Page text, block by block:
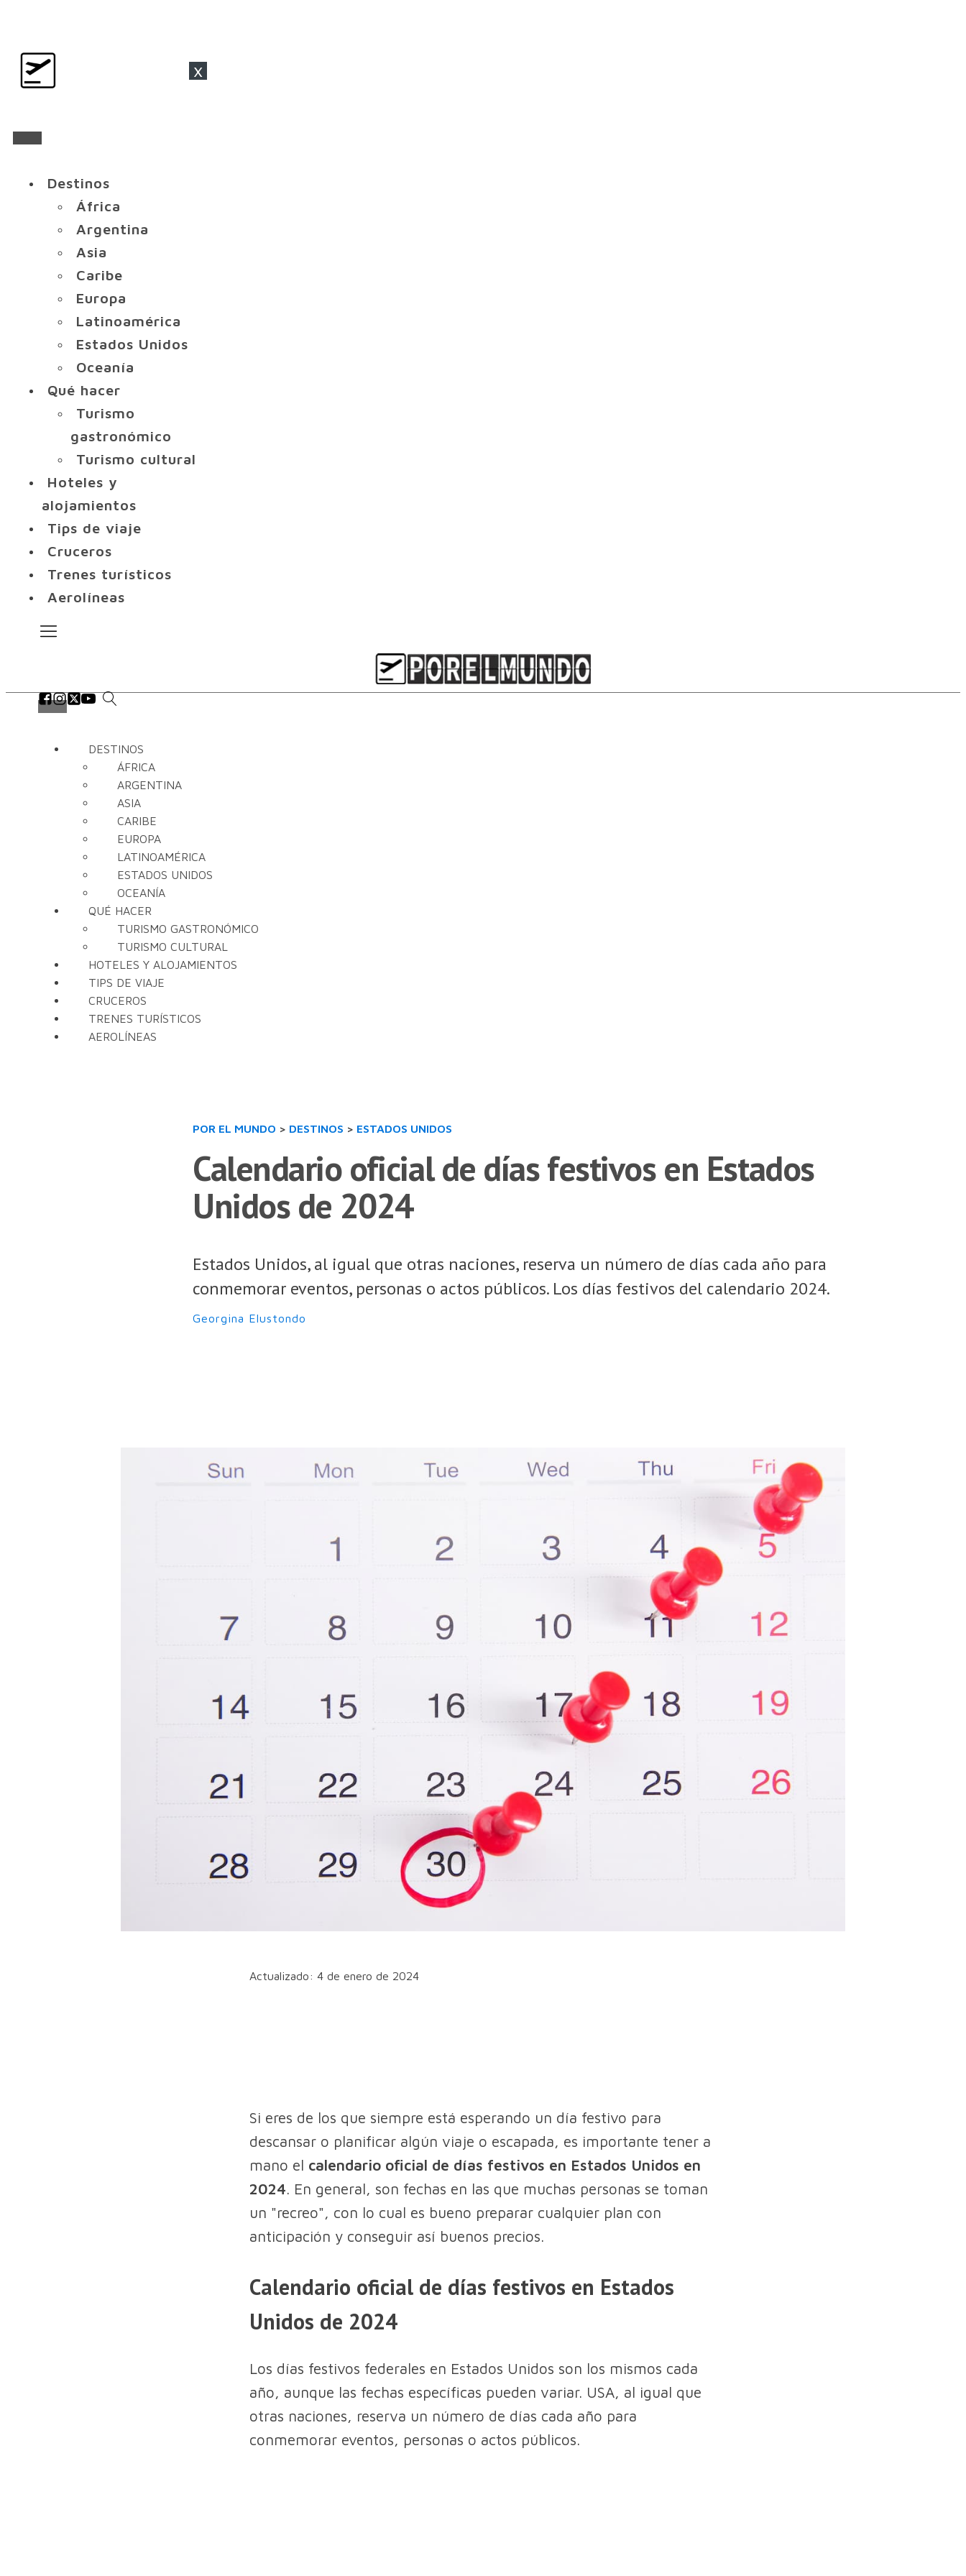
x
Destinos
África
Argentina
Asia
Caribe
Europa
Latinoamérica
Estados Unidos
Oceanía
Qué hacer
Turismo
gastronómico
Turismo cultural
Hoteles y
alojamientos
Tips de viaje
Cruceros
Trenes turísticos
Aerolíneas
DESTINOS
ÁFRICA
ARGENTINA
ASIA
CARIBE
EUROPA
LATINOAMÉRICA
ESTADOS UNIDOS
OCEANÍA
QUÉ HACER
TURISMO GASTRONÓMICO
TURISMO CULTURAL
HOTELES Y ALOJAMIENTOS
TIPS DE VIAJE
CRUCEROS
TRENES TURÍSTICOS
AEROLÍNEAS
POR EL MUNDO > DESTINOS > ESTADOS UNIDOS
Calendario oficial de días festivos en Estados
Unidos de 2024
Estados Unidos, al igual que otras naciones, reserva un número de días cada año para
conmemorar eventos, personas o actos públicos. Los días festivos del calendario 2024.
Georgina Elustondo
Actualizado: 4 de enero de 2024
Si eres de los que siempre está esperando un día festivo para
descansar o planificar algún viaje o escapada, es importante tener a
mano el calendario oficial de días festivos en Estados Unidos en
2024. En general, son fechas en las que muchas personas se toman
un "recreo", con lo cual es bueno preparar cualquier plan con
anticipación y conseguir así buenos precios.
Calendario oficial de días festivos en Estados
Unidos de 2024
Los días festivos federales en Estados Unidos son los mismos cada
año, aunque las fechas específicas pueden variar. USA, al igual que
otras naciones, reserva un número de días cada año para
conmemorar eventos, personas o actos públicos.